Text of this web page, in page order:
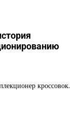
кроссовок.